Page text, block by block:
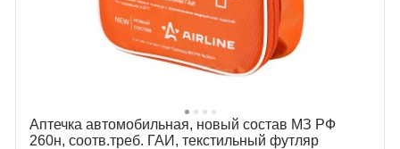
Аптечка автомобильная, новый состав МЗ РФ
260н, соотв.треб. ГАИ, текстильный футляр